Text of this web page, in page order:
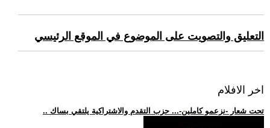
التعليق والتصويت على الموضوع في الموقع الرئيسي
اخر الافلام
.. تحت شعار -نزعمو كاملين-... حزب التقدم والاشتراكية يلتقي بساك